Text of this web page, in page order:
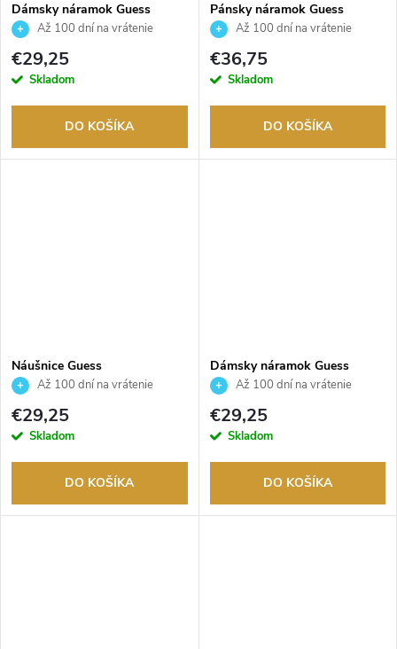
Dámsky náramok Guess
JUBB02246JWYGS
Až 100 dní na vrátenie
tovaru. Autorizovaný predajca.
€29,25
Skladom
DO KOŠÍKA
Pánsky náramok Guess
JUMB01312JWYGBKT/U
Až 100 dní na vrátenie
tovaru. Autorizovaný predajca.
€36,75
Skladom
DO KOŠÍKA
Náušnice Guess
JUBE01194JWYGT/U
Až 100 dní na vrátenie
tovaru. Autorizovaný predajca.
€29,25
Skladom
DO KOŠÍKA
Dámsky náramok Guess
JUBB02246JWRHS
Až 100 dní na vrátenie
tovaru. Autorizovaný predajca.
€29,25
Skladom
DO KOŠÍKA